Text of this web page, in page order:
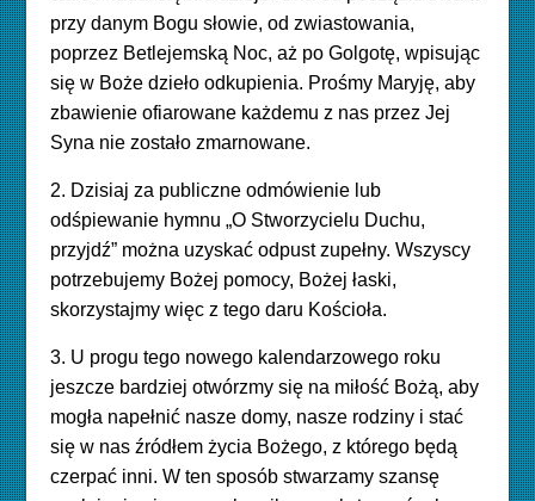
przy danym Bogu słowie, od zwiastowania,
poprzez Betlejemską Noc, aż po Golgotę, wpisując
się w Boże dzieło odkupienia. Prośmy Maryję, aby
zbawienie ofiarowane każdemu z nas przez Jej
Syna nie zostało zmarnowane.
2. Dzisiaj za publiczne odmówienie lub
odśpiewanie hymnu „O Stworzycielu Duchu,
przyjdź” można uzyskać odpust zupełny. Wszyscy
potrzebujemy Bożej pomocy, Bożej łaski,
skorzystajmy więc z tego daru Kościoła.
3. U progu tego nowego kalendarzowego roku
jeszcze bardziej otwórzmy się na miłość Bożą, aby
mogła napełnić nasze domy, nasze rodziny i stać
się w nas źródłem życia Bożego, z którego będą
czerpać inni. W ten sposób stwarzamy szansę